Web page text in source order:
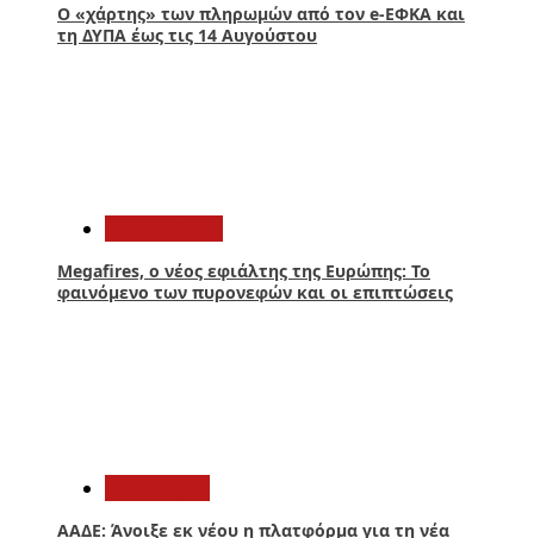
Ο «χάρτης» των πληρωμών από τον e-ΕΦΚΑ και
τη ΔΥΠΑ έως τις 14 Αυγούστου
Megafires, ο νέος εφιάλτης της Ευρώπης: Το
φαινόμενο των πυρονεφών και οι επιπτώσεις
ΑΑΔΕ: Άνοιξε εκ νέου η πλατφόρμα για τη νέα